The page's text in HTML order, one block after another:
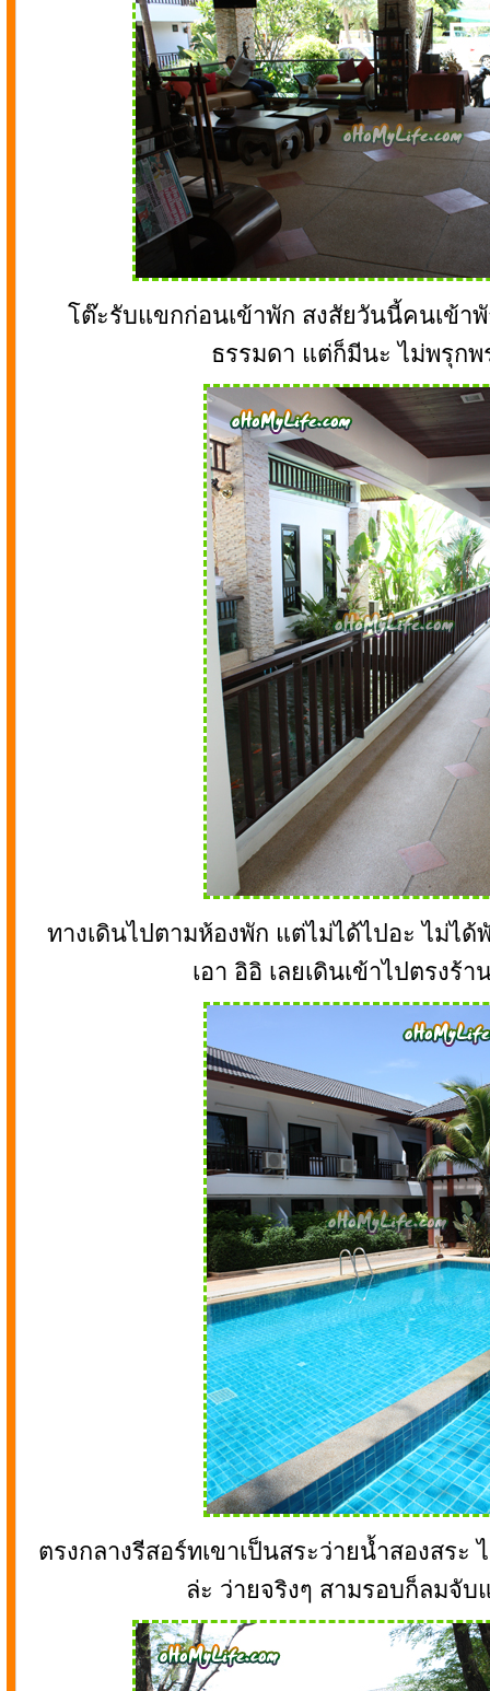
โต๊ะรับแขกก่อนเข้าพัก สงสัยวันนี้คนเข้า
ธรรมดา แต่ก็มีนะ ไม่พรุกพ
ทางเดินไปตามห้องพัก แต่ไม่ได้ไปอะ ไม่ได้
เอา อิอิ เลยเดินเข้าไปตรงร้า
ตรงกลางรีสอร์ทเขาเป็นสระว่ายน้ำสองสร
ล่ะ ว่ายจริงๆ สามรอบก็ลมจับ